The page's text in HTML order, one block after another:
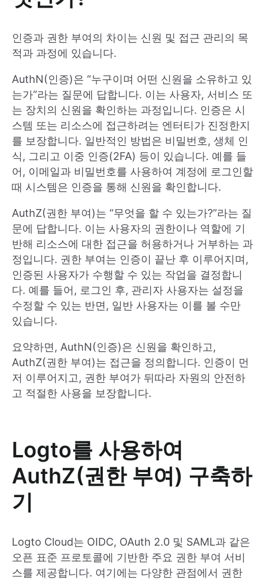
인증과 권한 부여의 차이는 신원 및 접근 관리의 목
적과 과정에 있습니다.
AuthN(인증)은 “누구이며 어떤 신원을 소유하고 있
는가”라는 질문에 답합니다. 이는 사용자, 서비스 또
는 장치의 신원을 확인하는 과정입니다. 인증은 시
스템 또는 리소스에 접근하려는 엔터티가 진정한지
를 보장합니다. 일반적인 방법은 비밀번호, 생체 인
식, 그리고 이중 인증(2FA) 등이 있습니다. 예를 들
어, 이메일과 비밀번호를 사용하여 계정에 로그인할
때 시스템은 인증을 통해 신원을 확인합니다.
AuthZ(권한 부여)는 “무엇을 할 수 있는가?”라는 질
문에 답합니다. 이는 사용자의 권한이나 역할에 기
반해 리소스에 대한 접근을 허용하거나 거부하는 과
정입니다. 권한 부여는 인증이 끝난 후 이루어지며,
인증된 사용자가 수행할 수 있는 작업을 결정합니
다. 예를 들어, 로그인 후, 관리자 사용자는 설정을
수정할 수 있는 반면, 일반 사용자는 이를 볼 수만
있습니다.
요약하면, AuthN(인증)은 신원을 확인하고,
AuthZ(권한 부여)는 접근을 정의합니다. 인증이 먼
저 이루어지고, 권한 부여가 뒤따라 자원의 안전하
고 적절한 사용을 보장합니다.
Logto를 사용하여
AuthZ(권한 부여) 구축하
기
Logto Cloud는 OIDC, OAuth 2.0 및 SAML과 같은
오픈 표준 프로토콜에 기반한 주요 권한 부여 서비
스를 제공합니다. 여기에는 다양한 관점에서 권한